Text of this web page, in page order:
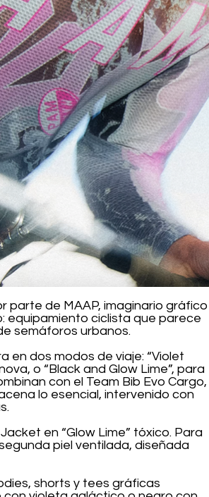
parte de MAAP, imaginario gráfico
equipamiento ciclista que parece
semáforos urbanos.
en dos modos de viaje: “Violet
o “Black and Glow Lime”, para
con el Team Bib Evo Cargo,
lo esencial, intervenido con
en “Glow Lime” tóxico. Para
piel ventilada, diseñada
shorts y tees gráficas